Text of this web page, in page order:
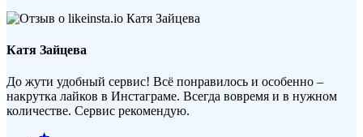
Катя Зайцева
До жути удобный сервис! Всё понравилось и особенно –
накрутка лайков в Инстаграме. Всегда вовремя и в нужном
количестве. Сервис рекомендую.